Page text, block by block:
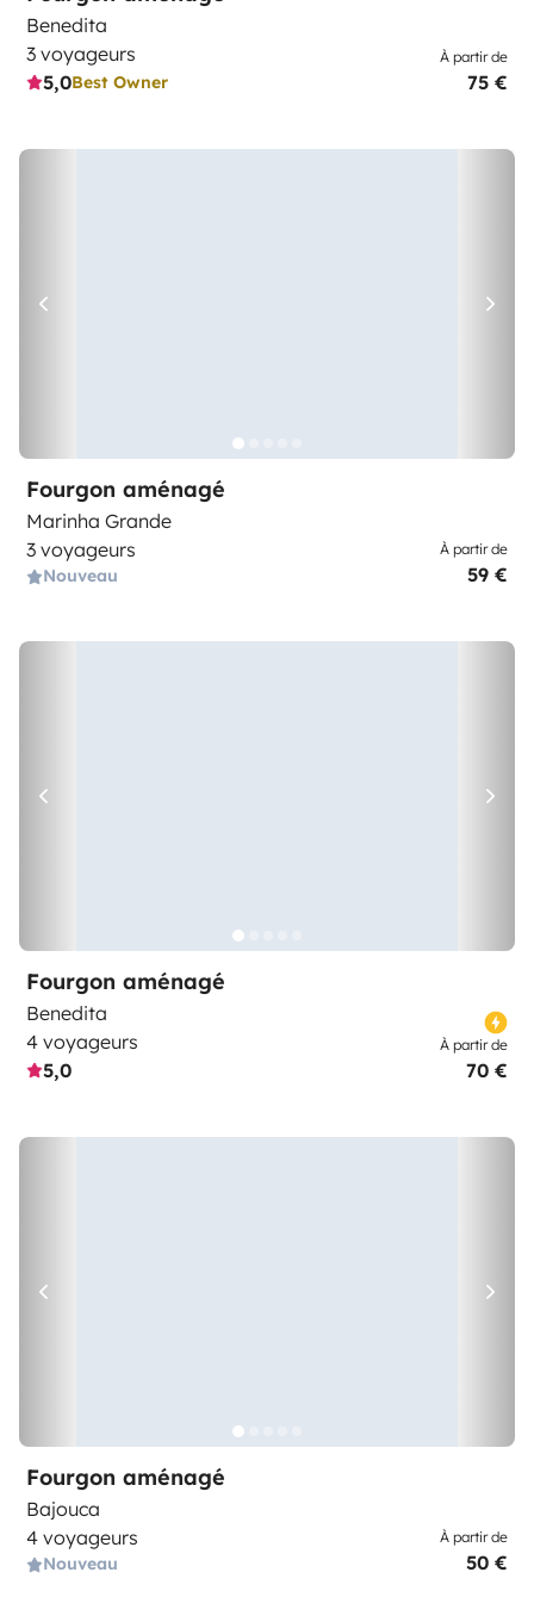
Benedita
3 voyageurs
5,0Best Owner
À partir de
75 €
Fourgon aménagé
Marinha Grande
3 voyageurs
Nouveau
À partir de
59 €
Fourgon aménagé
Benedita
4 voyageurs
5,0
À partir de
70 €
Fourgon aménagé
Bajouca
4 voyageurs
Nouveau
À partir de
50 €